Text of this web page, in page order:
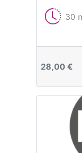
30
28,00 €